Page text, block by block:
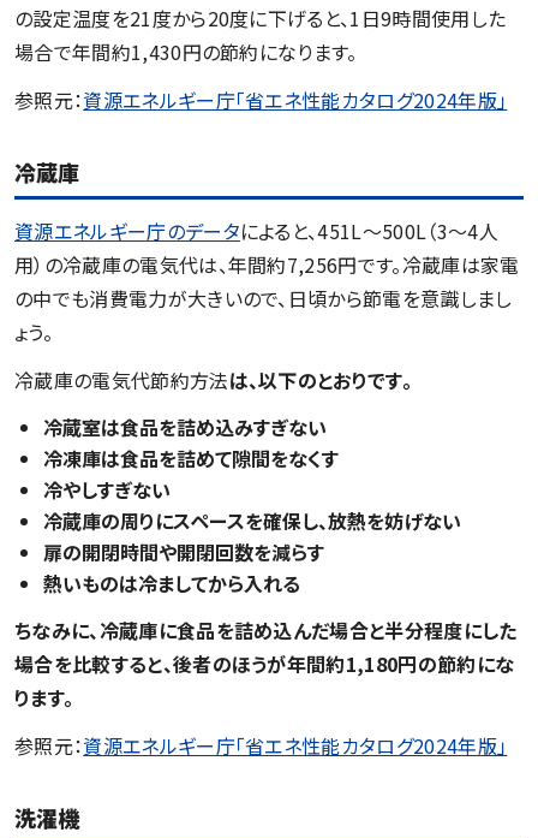
の設定温度を21度から20度に下げると、1日9時間使用した
場合で年間約1,430円の節約になります。
参照元：資源エネルギー庁「省エネ性能カタログ2024年版」
冷蔵庫
資源エネルギー庁のデータによると、451L〜500L（3〜4人
用）の冷蔵庫の電気代は、年間約7,256円です。冷蔵庫は家電
の中でも消費電力が大きいので、日頃から節電を意識しまし
ょう。
冷蔵庫の電気代節約方法は、以下のとおりです。
冷蔵室は食品を詰め込みすぎない
冷凍庫は食品を詰めて隙間をなくす
冷やしすぎない
冷蔵庫の周りにスペースを確保し、放熱を妨げない
扉の開閉時間や開閉回数を減らす
熱いものは冷ましてから入れる
ちなみに、冷蔵庫に食品を詰め込んだ場合と半分程度にした
場合を比較すると、後者のほうが年間約1,180円の節約にな
ります。
参照元：資源エネルギー庁「省エネ性能カタログ2024年版」
洗濯機